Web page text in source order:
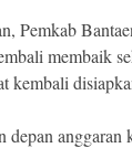
Pemkab
membaik
kembali
depan